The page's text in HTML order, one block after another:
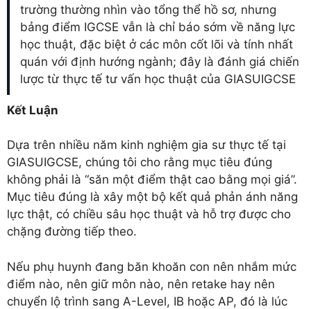
trường thường nhìn vào tổng thể hồ sơ, nhưng
bảng điểm IGCSE vẫn là chỉ báo sớm về năng lực
học thuật, đặc biệt ở các môn cốt lõi và tính nhất
quán với định hướng ngành; đây là đánh giá chiến
lược từ thực tế tư vấn học thuật của GIASUIGCSE
Kết Luận
Dựa trên nhiều năm kinh nghiệm gia sư thực tế tại
GIASUIGCSE, chúng tôi cho rằng mục tiêu đúng
không phải là “săn một điểm thật cao bằng mọi giá”.
Mục tiêu đúng là xây một bộ kết quả phản ánh năng
lực thật, có chiều sâu học thuật và hỗ trợ được cho
chặng đường tiếp theo.
Nếu phụ huynh đang băn khoăn con nên nhắm mức
điểm nào, nên giữ môn nào, nên retake hay nên
chuyển lộ trình sang A-Level, IB hoặc AP, đó là lúc